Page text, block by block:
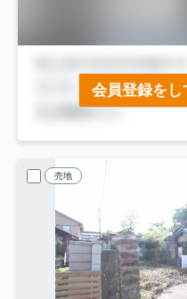
会員登録をし
売地